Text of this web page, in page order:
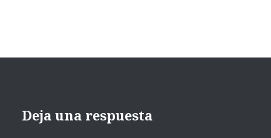
Deja una respuesta